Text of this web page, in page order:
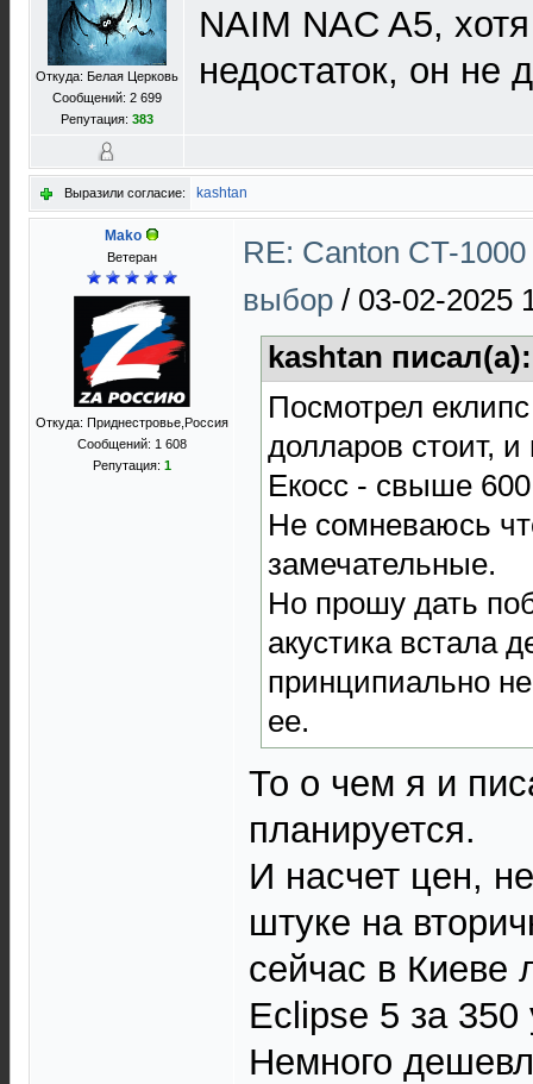
Откуда: Белая Церковь
Сообщений: 2 699
Репутация: 383
NAIM NAC A5,
недостаток, он не
Выразили согласие: kashtan
Mako
Ветеран
Откуда: Приднестровье,Россия
Сообщений: 1 608
Репутация: 1
RE: Canton CT-
выбор / 03-02-2025
kashtan
Посмотрел
долларов стоит,
Екосс - свыше
Не сомневаюсь
замечательные.
Но прошу дать
акустика встала
принципиально
ее.
То о чем я и
планируется.
И насчет цен,
штуке на
сейчас в Киеве
Eclipse 5 за
Немного